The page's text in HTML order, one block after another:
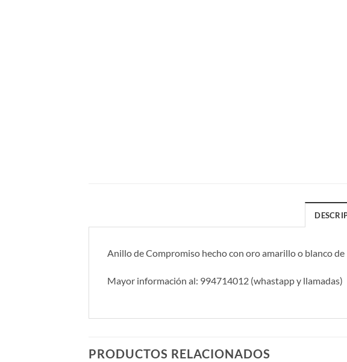
Anillo de Compromiso hecho con oro amarillo o blanco
Mayor información al: 994714012 (whastapp y llamadas)
PRODUCTOS RELACIONADOS